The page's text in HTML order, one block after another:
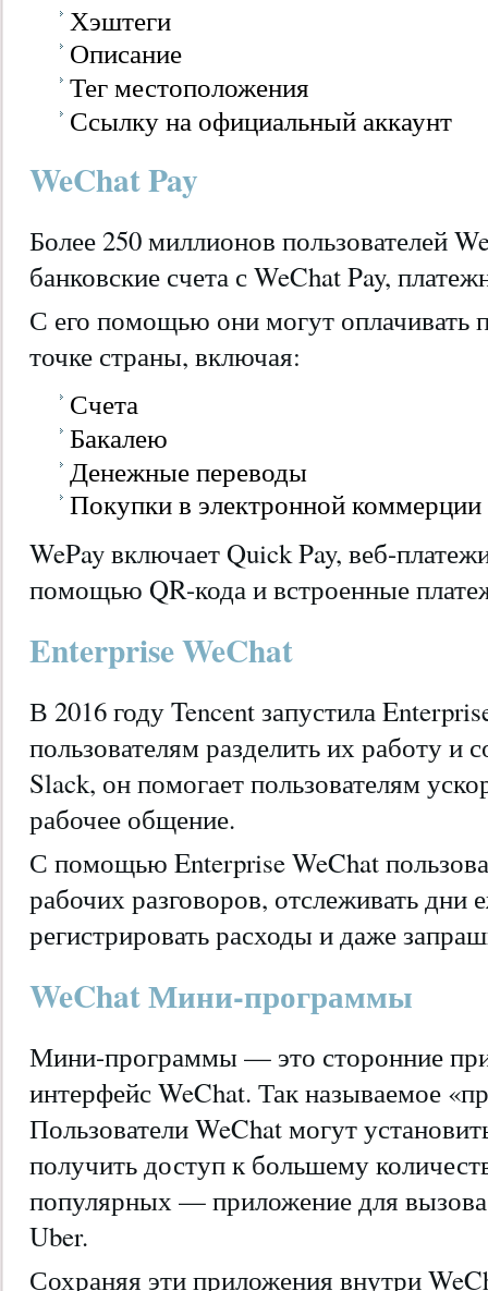
Хэштеги
Описание
Тег местоположения
Ссылку на официальный аккаунт
WeChat Pay
Более 250 миллионов пользователей
банковские счета с WeChat Pay,
С его помощью они могут оплачивать
точке страны, включая:
Счета
Бакалею
Денежные переводы
Покупки в электронной коммерции
WePay включает Quick Pay, веб-
помощью QR-кода и встроенные
Enterprise WeChat
В 2016 году Tencent запустила
пользователям разделить их работу и
Slack, он помогает пользователям
рабочее общение.
С помощью Enterprise WeChat
рабочих разговоров, отслеживать дни
регистрировать расходы и даже
WeChat Мини-программы
Мини-программы — это сторонние
интерфейс WeChat. Так называемое
Пользователи WeChat могут
получить доступ к большему
популярных — приложение для
Uber.
Сохраняя эти приложения внутри